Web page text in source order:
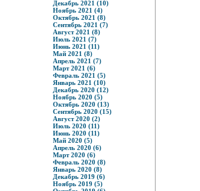
Декабрь 2021 (10)
Ноябрь 2021 (4)
Октябрь 2021 (8)
Сентябрь 2021 (7)
Август 2021 (8)
Июль 2021 (7)
Июнь 2021 (11)
Май 2021 (8)
Апрель 2021 (7)
Март 2021 (6)
Февраль 2021 (5)
Январь 2021 (10)
Декабрь 2020 (12)
Ноябрь 2020 (5)
Октябрь 2020 (13)
Сентябрь 2020 (15)
Август 2020 (2)
Июль 2020 (11)
Июнь 2020 (11)
Май 2020 (5)
Апрель 2020 (6)
Март 2020 (6)
Февраль 2020 (8)
Январь 2020 (8)
Декабрь 2019 (6)
Ноябрь 2019 (5)